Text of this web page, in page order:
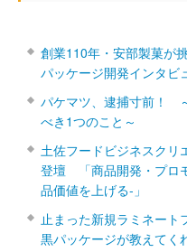
創業110年・安部製菓が
パッケージ開発インタビ
パケマツ、逮捕寸前！
べき1つのこと～
土佐フードビジネスクリ
登壇 「商品開発・プロ
品価値を上げる‐」
止まった新規ラミネート
黒パッケージが教えてく